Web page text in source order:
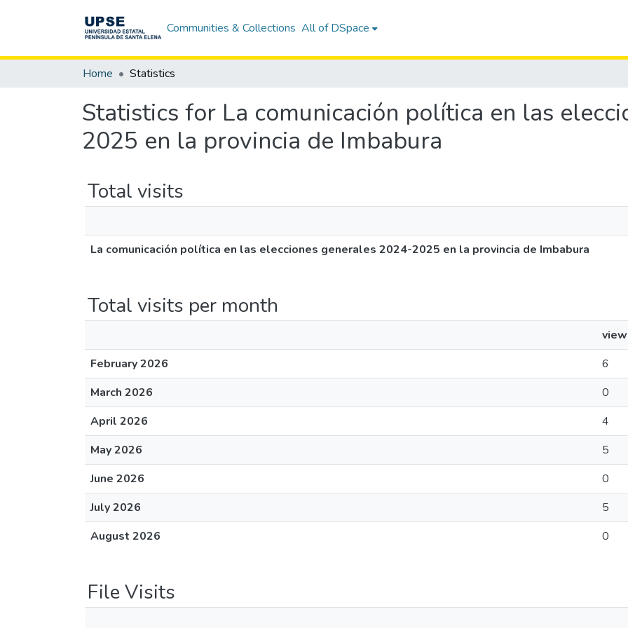
Communities & Collections All of DSpace
Home Statistics
Statistics for La comunicación política en las
2025 en la provincia de Imbabura
Total visits
La comunicación política en las elecciones generales 2024-2025 en la provincia de Imbabura
Total visits per month
February 2026
6
March 2026
0
April 2026
4
May 2026
5
June 2026
0
July 2026
5
August 2026
0
File Visits